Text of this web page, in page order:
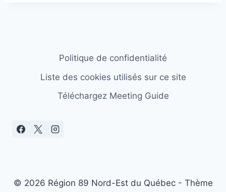
Politique de confidentialité
Liste des cookies utilisés sur ce site
Téléchargez Meeting Guide
© 2026 Région 89 Nord-Est du Québec - Thème